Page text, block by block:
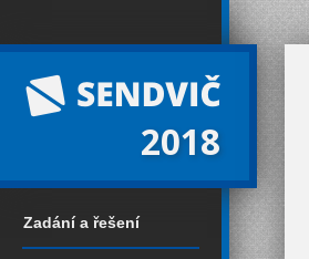
2018
Zadání a řešení